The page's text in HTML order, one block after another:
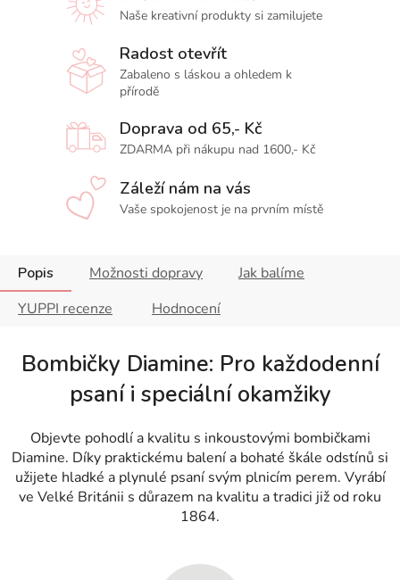
Naše kreativní produkty si zamilujete
Radost otevřít
Zabaleno s láskou a ohledem k
přírodě
Doprava od 65,- Kč
ZDARMA při nákupu nad 1600,- Kč
Záleží nám na vás
Vaše spokojenost je na prvním místě
Popis Možnosti dopravy
Jak balíme
YUPPI recenze
Hodnocení
Bombičky Diamine: Pro každodenní
psaní i speciální okamžiky
Objevte pohodlí a kvalitu s inkoustovými bombičkami
Diamine. Díky praktickému balení a bohaté škále odstínů si
užijete hladké a plynulé psaní svým plnicím perem. Vyrábí
ve Velké Británii s důrazem na kvalitu a tradici již od roku
1864.